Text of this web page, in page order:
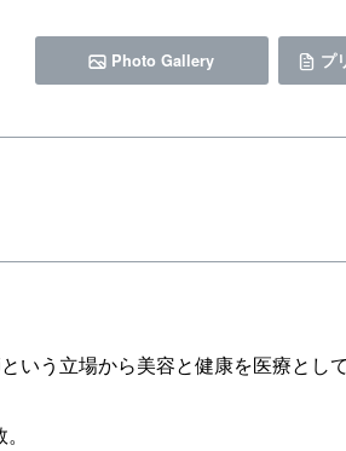
Photo Gallery プ
う立場から美容と健康を医療として